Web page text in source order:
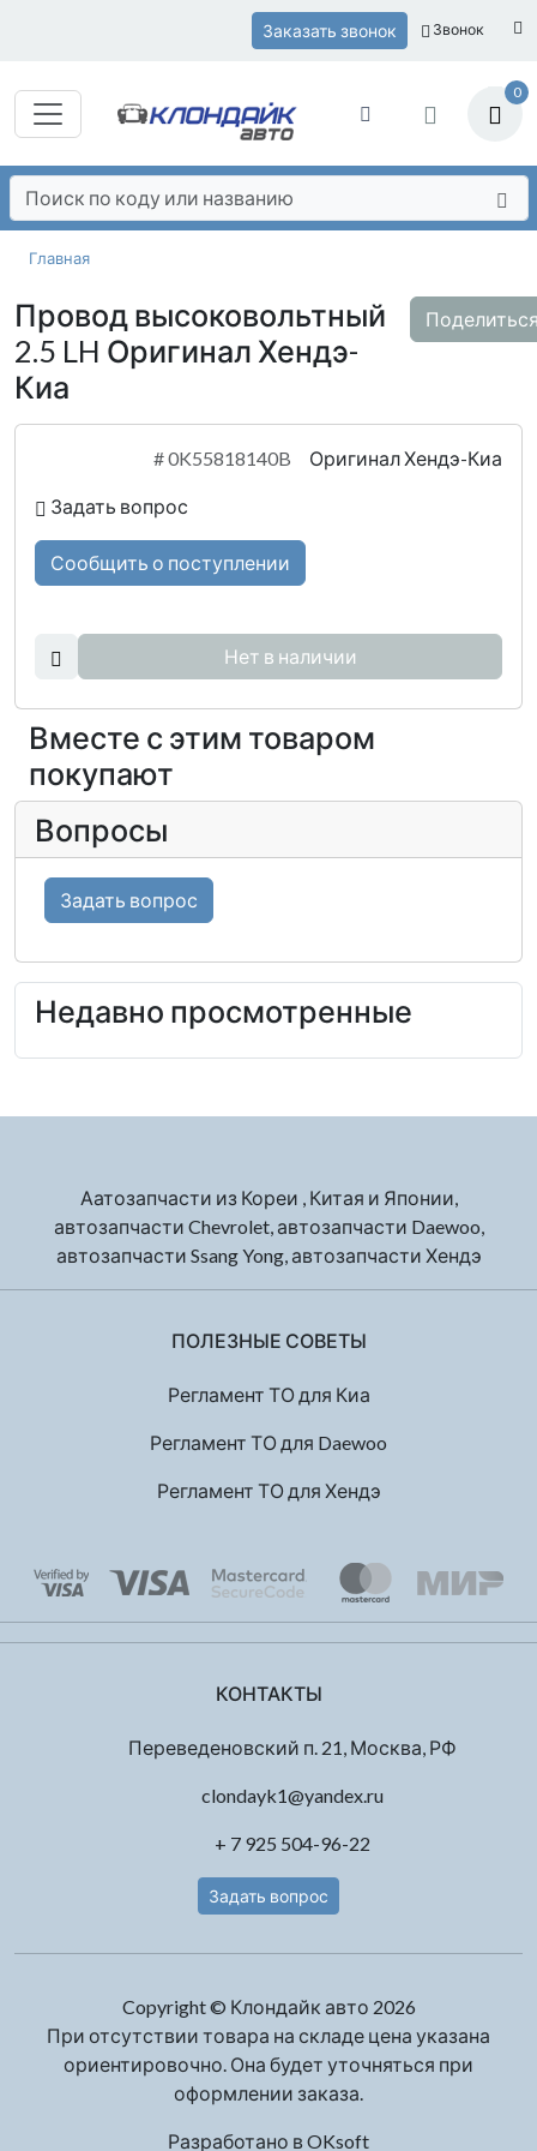
Заказать звонок Звонок
0
Главная
Провод высоковольтный
2.5 LH Оригинал Хендэ-
Киа
#0K55818140B Оригинал Хендэ-Киа
Задать вопрос
Сообщить о поступлении
Нет в наличии
Вместе с этим товаром
покупают
Вопросы
Задать вопрос
Недавно просмотренные
Аатозапчасти из Кореи , Китая и Японии,
автозапчасти Chevrolet, автозапчасти Daewoo,
автозапчасти Ssang Yong, автозапчасти Хендэ
ПОЛЕЗНЫЕ СОВЕТЫ
Регламент ТО для Киа
Регламент ТО для Daewoo
Регламент ТО для Хендэ
КОНТАКТЫ
Переведеновский п. 21, Москва, РФ
clondayk1@yandex.ru
+ 7 925 504-96-22
Задать вопрос
Copyright © Клондайк авто 2026
При отсутствии товара на складе цена указана
ориентировочно. Она будет уточняться при
оформлении заказа.
Разработано в OKsoft